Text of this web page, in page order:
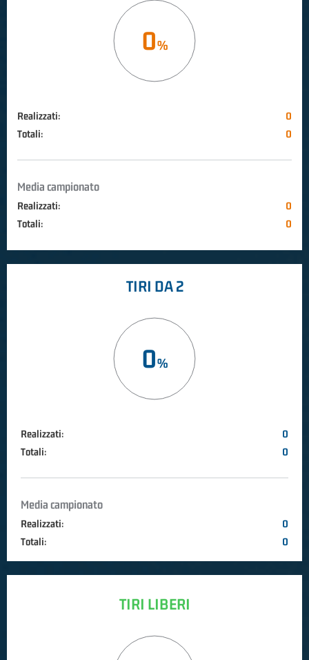
0
Realizzati:
0
Totali:
0
Media campionato
Realizzati:
0
Totali:
0
TIRI DA 2
0
Realizzati:
0
Totali:
0
Media campionato
Realizzati:
0
Totali:
0
TIRI LIBERI